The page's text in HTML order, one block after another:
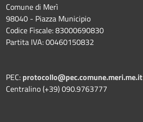
Comune di Merì
98040 - Piazza Municipio
Codice Fiscale: 83000690830
Partita IVA: 00460150832
PEC: protocollo@pec.comune.meri.me.it
Centralino (+39) 090.9763777